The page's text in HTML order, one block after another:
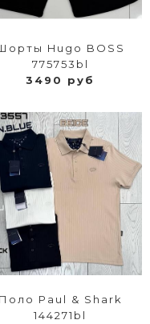
Hugo BOSS
775753bl
3490 руб
Поло Paul & Shark
144271bl